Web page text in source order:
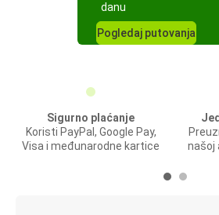
danu
Pogledaj putovanja
Sigurno plaćanje
Koristi PayPal, Google Pay,
Visa i međunarodne kartice
našoj